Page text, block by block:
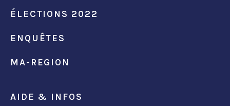
ÉLECTIONS 2022
ENQUÊTES
MA-REGION
AIDE & INFOS